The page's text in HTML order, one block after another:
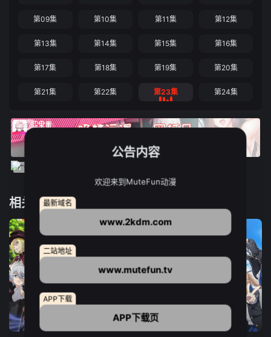
第09集 第10集 第11集 第12集
第13集 第14集 第15集 第16集
第17集 第18集 第19集 第20集
第21集 第22集 第23集 第24集
相关推荐
12集全
公告内容
欢迎来到MuteFun动漫
最新域名
www.2kdm.com
二站地址
www.mutefun.tv
APP下载
APP下载页